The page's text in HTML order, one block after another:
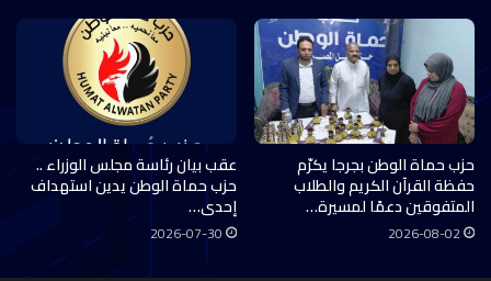
حزب حماة الوطن بجرجا يكرّم
حفظة القرآن الكريم والطلاب
المتفوقين دعمًا لمسيرة…
2026-08-02
عقب بيان رئاسة مجلس الوزراء ..
حزب حماة الوطن يدين استهداف
إحدى…
2026-07-30